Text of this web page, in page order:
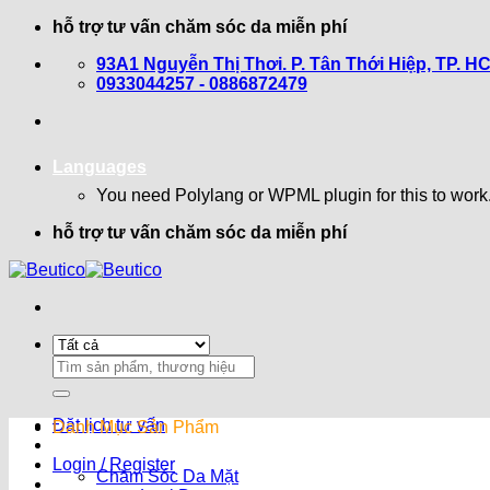
hỗ trợ tư vấn chăm sóc da miễn phí
93A1 Nguyễn Thị Thơi. P. Tân Thới Hiệp, TP.
0933044257 - 0886872479
Languages
You need Polylang or WPML plugin for this to
hỗ trợ tư vấn chăm sóc da miễn phí
Search
for:
Đặt lịch tư vấn
Login / Register
Danh Mục Sản Phẩm
Chăm Sóc Da Mặt